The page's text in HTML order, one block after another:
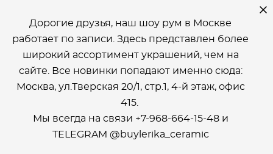
Дорогие друзья, наш шоу рум в Москве
работает по записи. Здесь представлен более
широкий ассортимент украшений, чем на
сайте. Все новинки попадают именно сюда:
Москва, ул.Тверская 20/1, стр.1, 4-й этаж, офиc
415.
Мы всегда на связи +7-968-664-15-48 и
ТELEGRAM @buylerika_ceramic